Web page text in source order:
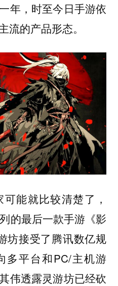
年，时至今日手游依
流的产品形态。
能就比较清楚了，
的最后一款手游《影
坊接受了腾讯数亿规
多平台和PC/主机游
伟透露灵游坊已经砍